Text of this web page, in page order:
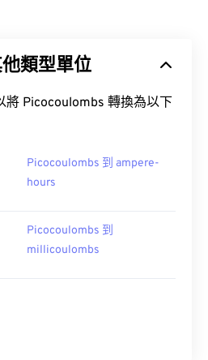
類型單位
將 Picocoulombs 轉換為以下
Picocoulombs 到 ampere-
hours
Picocoulombs 到
millicoulombs